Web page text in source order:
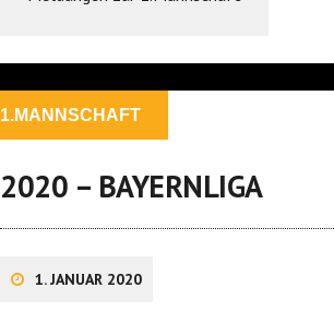
1.MANNSCHAFT
2020 – BAYERNLIGA
1. JANUAR 2020